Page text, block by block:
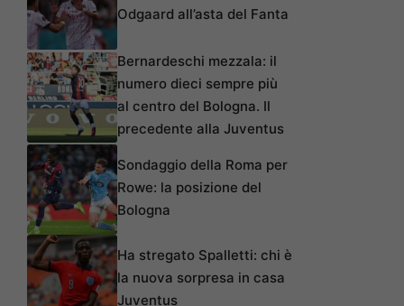
Odgaard all’asta del Fanta
Bernardeschi mezzala: il
numero dieci sempre più
al centro del Bologna. Il
precedente alla Juventus
Sondaggio della Roma per
Rowe: la posizione del
Bologna
Ha stregato Spalletti: chi è
la nuova sorpresa in casa
Juventus